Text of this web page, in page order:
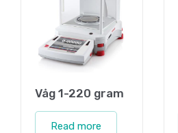
Våg 1-220 gram
Read more